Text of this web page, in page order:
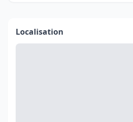
Localisation